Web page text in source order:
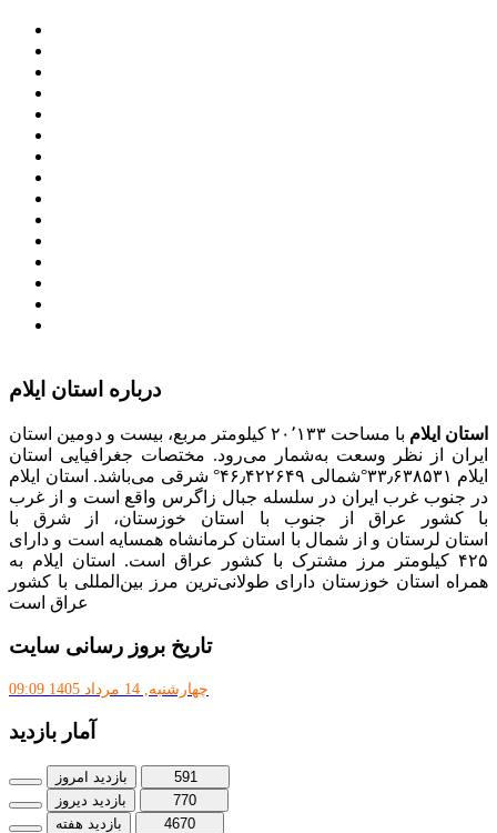
درباره استان ایلام
استان ایلام
با مساحت ۲۰٬۱۳۳ کیلومتر مربع، بیست و دومین استان
ایران از نظر وسعت به‌شمار می‌رود. مختصات جغرافیایی استان
ایلام ۳۳٫۶۳۸۵۳۱°شمالی ۴۶٫۴۲۲۶۴۹° شرقی می‌باشد. استان ایلام
در جنوب غرب ایران در سلسله جبال زاگرس واقع است و از غرب
با کشور عراق از جنوب با استان خوزستان، از شرق با
استان لرستان و از شمال با استان کرمانشاه همسایه است و دارای
۴۲۵ کیلومتر مرز مشترک با کشور عراق است. استان ایلام به
همراه استان خوزستان دارای طولانی‌ترین مرز بین‌المللی با کشور
عراق است
تاریخ بروز رسانی سایت
چهارشنبه, 14 مرداد 1405 09:09
آمار بازدید
بازدید امروز
591
بازدید دیروز
770
بازدید هفته
4670